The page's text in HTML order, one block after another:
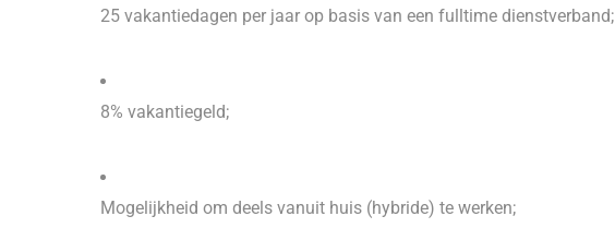
25 vakantiedagen per jaar op basis van een fulltime dienstverband;
8% vakantiegeld;
Mogelijkheid om deels vanuit huis (hybride) te werken;